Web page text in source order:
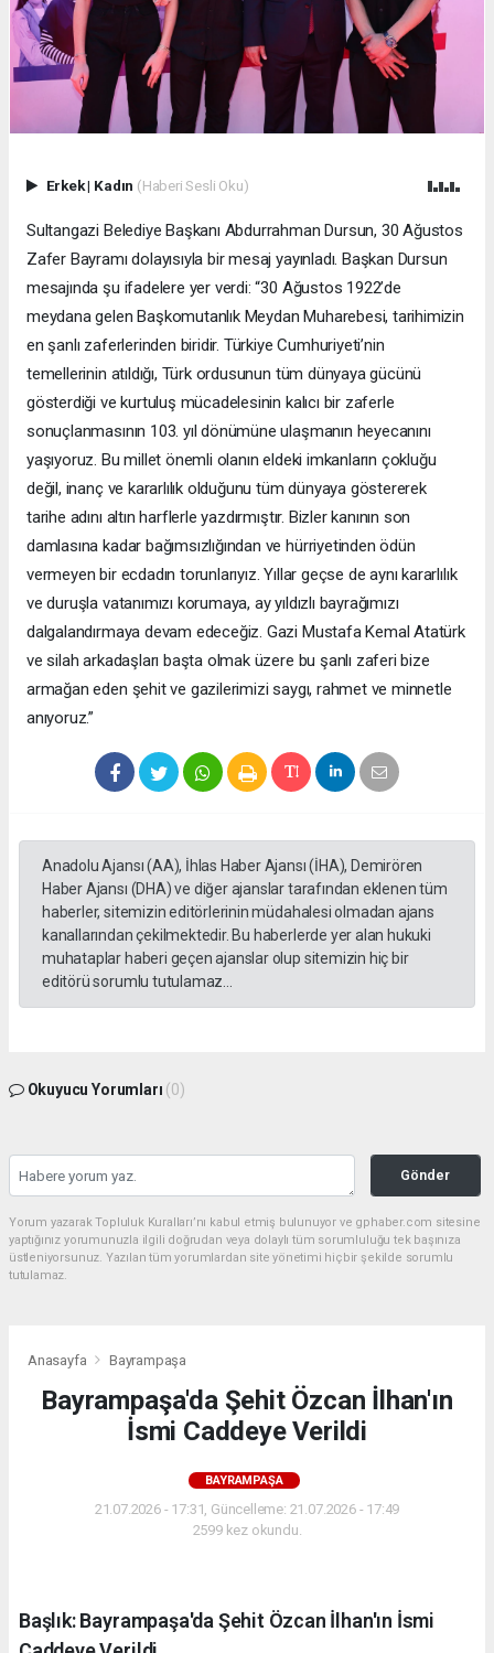
Erkek| Kadın (Haberi Sesli Oku)
Sultangazi Belediye Başkanı Abdurrahman Dursun, 30 Ağustos
Zafer Bayramı dolayısıyla bir mesaj yayınladı. Başkan Dursun
mesajında şu ifadelere yer verdi: “30 Ağustos 1922’de
meydana gelen Başkomutanlık Meydan Muharebesi, tarihimizin
en şanlı zaferlerinden biridir. Türkiye Cumhuriyeti’nin
temellerinin atıldığı, Türk ordusunun tüm dünyaya gücünü
gösterdiği ve kurtuluş mücadelesinin kalıcı bir zaferle
sonuçlanmasının 103. yıl dönümüne ulaşmanın heyecanını
yaşıyoruz. Bu millet önemli olanın eldeki imkanların çokluğu
değil, inanç ve kararlılık olduğunu tüm dünyaya göstererek
tarihe adını altın harflerle yazdırmıştır. Bizler kanının son
damlasına kadar bağımsızlığından ve hürriyetinden ödün
vermeyen bir ecdadın torunlarıyız. Yıllar geçse de aynı kararlılık
ve duruşla vatanımızı korumaya, ay yıldızlı bayrağımızı
dalgalandırmaya devam edeceğiz. Gazi Mustafa Kemal Atatürk
ve silah arkadaşları başta olmak üzere bu şanlı zaferi bize
armağan eden şehit ve gazilerimizi saygı, rahmet ve minnetle
anıyoruz.”
Anadolu Ajansı (AA), İhlas Haber Ajansı (İHA), Demirören
Haber Ajansı (DHA) ve diğer ajanslar tarafından eklenen tüm
haberler, sitemizin editörlerinin müdahalesi olmadan ajans
kanallarından çekilmektedir. Bu haberlerde yer alan hukuki
muhataplar haberi geçen ajanslar olup sitemizin hiç bir
editörü sorumlu tutulamaz...
Okuyucu Yorumları (0)
Gönder
Yorum yazarak Topluluk Kuralları’nı kabul etmiş bulunuyor ve gphaber.com sitesine
yaptığınız yorumunuzla ilgili doğrudan veya dolaylı tüm sorumluluğu tek başınıza
üstleniyorsunuz. Yazılan tüm yorumlardan site yönetimi hiçbir şekilde sorumlu
tutulamaz.
Anasayfa Bayrampaşa
Bayrampaşa'da Şehit Özcan İlhan'ın
İsmi Caddeye Verildi
BAYRAMPAŞA
21.07.2026 - 17:31, Güncelleme: 21.07.2026 - 17:49
2599 kez okundu.
Başlık: Bayrampaşa'da Şehit Özcan İlhan'ın İsmi